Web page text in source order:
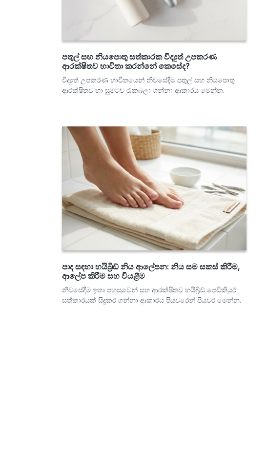
පතුල් සහ නියපොතු සත්කාරක විද්‍යුත් උපකරණ
ආරක්ෂිතව භාවිතා කරන්නේ කෙසේද?
විද්‍යුත් උපකරණ භාවිතයෙන් නිවසේදීම පතුල් සහ නියපොතු
ආරක්ෂිතව හා සුමටව රැකබලා ගන්නා ආකාරය මෙන්න.
පාද සඳහා හයිබ්‍රිඩ් නිය ආලේපන: නිය සම සකස් කිරීම,
ආලේප කිරීම සහ වියළීම
නිවසේදීම ඉතා පහසුවෙන් සහ ආරක්ෂිතව හයිබ්‍රිඩ් පෙඩිකියුර්
සත්කාරයක් සිදුකර ගන්නා ආකාරය පියවරෙන් පියවර මෙන්න.